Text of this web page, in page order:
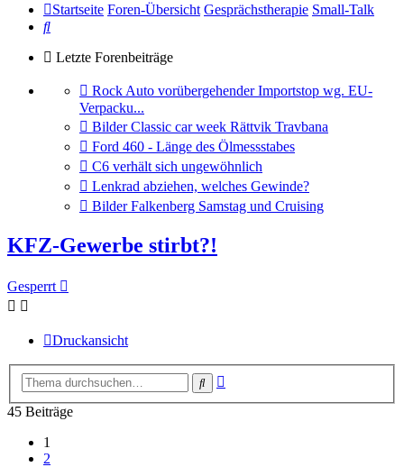
Startseite Foren-Übersicht Gesprächstherapie Small-Talk
Suche
Letzte Forenbeiträge
Gehe
zum
letzten
Beitrag
Rock Auto vorübergehender Importstop wg. EU-
Verpacku...
Gehe
zum
letzten
Beitrag
Bilder Classic car week Rättvik Travbana
Gehe
zum
letzten
Beitrag
Ford 460 - Länge des Ölmessstabes
Gehe
zum
letzten
Beitrag
C6 verhält sich ungewöhnlich
Gehe
zum
letzten
Lenkrad abziehen, welches Gewinde?
Gehe
letzten
Beitrag
Bilder Falkenberg Samstag und Cruising
KFZ-Gewerbe stirbt?!
Gesperrt
Druckansicht
Suche
45 Beiträge
1
2